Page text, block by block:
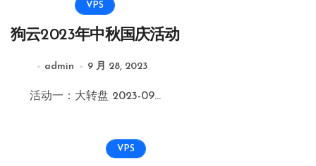
VPS
狗云2023年中秋国庆活动
admin 9 月 28, 2023
活动一：大转盘 2023-09...
VPS